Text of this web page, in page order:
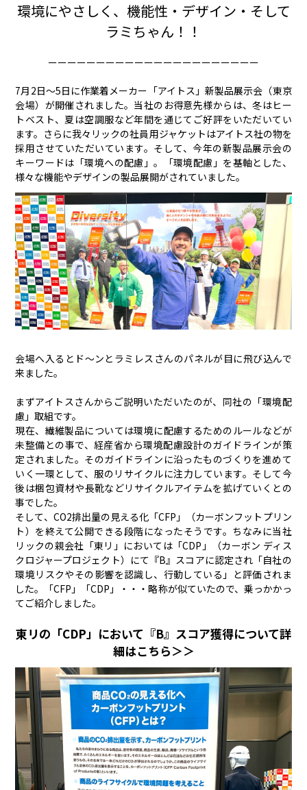
環境にやさしく、機能性・デザイン・そして
ラミちゃん！！
ーーーーーーーーーーーーーーーーーーーーーー
7月2日〜5日に作業着メーカー「アイトス」新製品展示会（東京
会場）が開催されました。当社のお得意先様からは、冬はヒー
トベスト、夏は空調服など年間を通じてご好評をいただいてい
ます。さらに我々リックの社員用ジャケットはアイトス社の物を
採用させていただいています。そして、今年の新製品展示会の
キーワードは「環境への配慮」。「環境配慮」を基軸とした、
様々な機能やデザインの製品展開がされていました。
会場へ入るとド〜ンとラミレスさんのパネルが目に飛び込んで
来ました。
まずアイトスさんからご説明いただいたのが、同社の「環境配
慮」取組です。
現在、繊維製品については環境に配慮するためのルールなどが
未整備との事で、経産省から環境配慮設計のガイドラインが策
定されました。そのガイドラインに沿ったものづくりを進めて
いく一環として、服のリサイクルに注力しています。そして今
後は梱包資材や長靴などリサイクルアイテムを拡げていくとの
事でした。
そして、CO2排出量の見える化「CFP」（カーボンフットプリン
ト）を終えて公開できる段階になったそうです。ちなみに当社
リックの親会社「東リ」においては「CDP」（カーボン ディス
クロジャープロジェクト）にて『B』スコアに認定され「自社の
環境リスクやその影響を認識し、行動している」と評価されま
した。「CFP」「CDP」・・・略称が似ていたので、乗っかかっ
てご紹介しました。
東リの「CDP」において『B』スコア獲得について詳
細はこちら＞＞